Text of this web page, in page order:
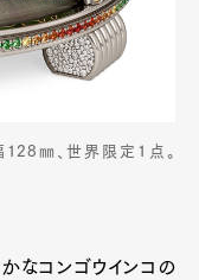
㎜、世界限定1点。
なコンゴウインコの